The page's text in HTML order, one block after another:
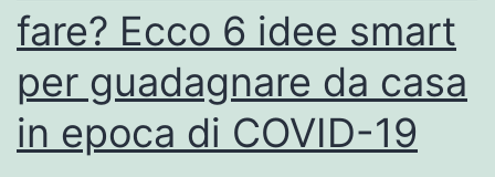
fare? Ecco 6 idee smart
per guadagnare da casa
in epoca di COVID-19